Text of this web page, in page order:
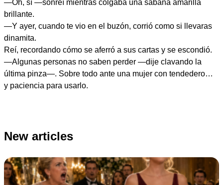
—Oh, sí —sonreí mientras colgaba una sábana amarilla
brillante.
—Y ayer, cuando te vio en el buzón, corrió como si llevaras
dinamita.
Reí, recordando cómo se aferró a sus cartas y se escondió.
—Algunas personas no saben perder —dije clavando la
última pinza—. Sobre todo ante una mujer con tendedero…
y paciencia para usarlo.
New articles